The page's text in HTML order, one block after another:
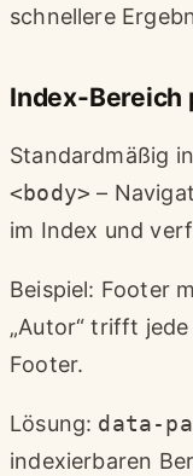
schnellere
Index-Bereich
Standardmäßig
<body> –
im Index und
Beispiel: Footer
„Autor“ trifft
Footer.
Lösung: data-
indexierbaren